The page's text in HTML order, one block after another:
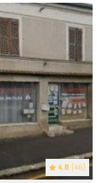
4.8 (46)